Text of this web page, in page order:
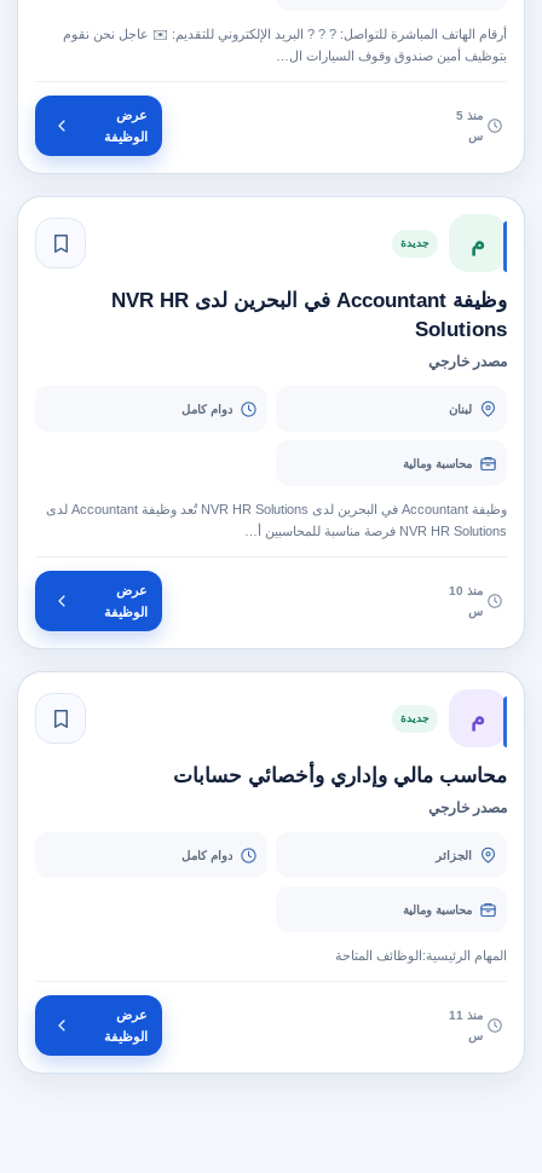
أرقام الهاتف المباشرة للتواصل: ? ? ? البريد الإلكتروني للتقديم: ✉️ عاجل نحن نقوم
بتوظيف أمين صندوق وقوف السيارات ال…
منذ 5
س
عرض
الوظيفة
م جديدة
وظيفة Accountant في البحرين لدى NVR HR
Solutions
مصدر خارجي
لبنان دوام كامل
محاسبة ومالية
وظيفة Accountant في البحرين لدى NVR HR Solutions تُعد وظيفة Accountant لدى
NVR HR Solutions فرصة مناسبة للمحاسبين أ…
منذ 10
س
عرض
الوظيفة
م جديدة
محاسب مالي وإداري وأخصائي حسابات
مصدر خارجي
الجزائر دوام كامل
محاسبة ومالية
المهام الرئيسية:الوظائف المتاحة
منذ 11
س
عرض
الوظيفة